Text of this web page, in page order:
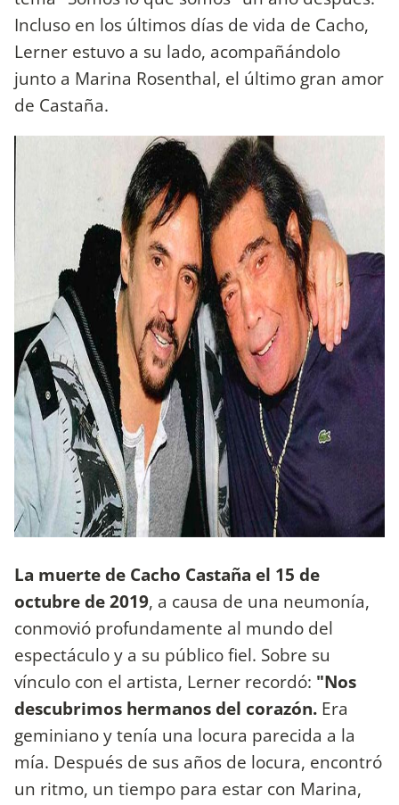
Incluso en los últimos días de vida de Cacho,
Lerner estuvo a su lado, acompañándolo
junto a Marina Rosenthal, el último gran amor
de Castaña.
La muerte de Cacho Castaña el 15 de
octubre de 2019, a causa de una neumonía,
conmovió profundamente al mundo del
espectáculo y a su público fiel. Sobre su
vínculo con el artista, Lerner recordó: "Nos
descubrimos hermanos del corazón. Era
geminiano y tenía una locura parecida a la
mía. Después de sus años de locura, encontró
un ritmo, un tiempo para estar con Marina,